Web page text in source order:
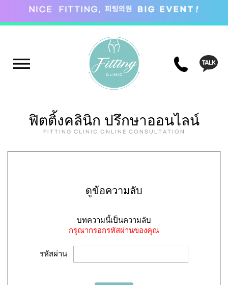
ฟิตติ้งคลินิก ปรึกษาออนไลน์
FITTING CLINIC ONLINE CONSULTATION
ดูข้อความลับ
บทความนี้เป็นความลับ
กรุณากรอกรหัสผ่านของคุณ
รหัสผ่าน